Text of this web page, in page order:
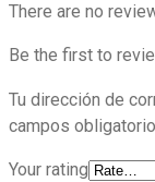
There are no
Be the first to
Tu dirección de
campos
Your rating